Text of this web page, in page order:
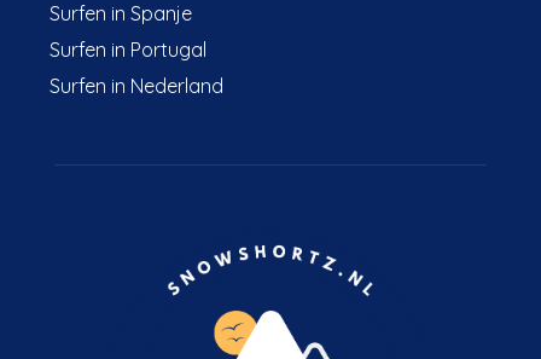
Surfen in Spanje
Surfen in Portugal
Surfen in Nederland